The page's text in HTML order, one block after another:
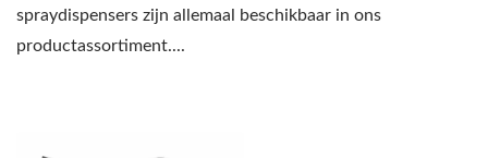
spraydispensers zijn allemaal beschikbaar in ons
productassortiment....